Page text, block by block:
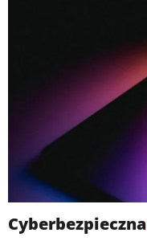
Cyberbezpieczna